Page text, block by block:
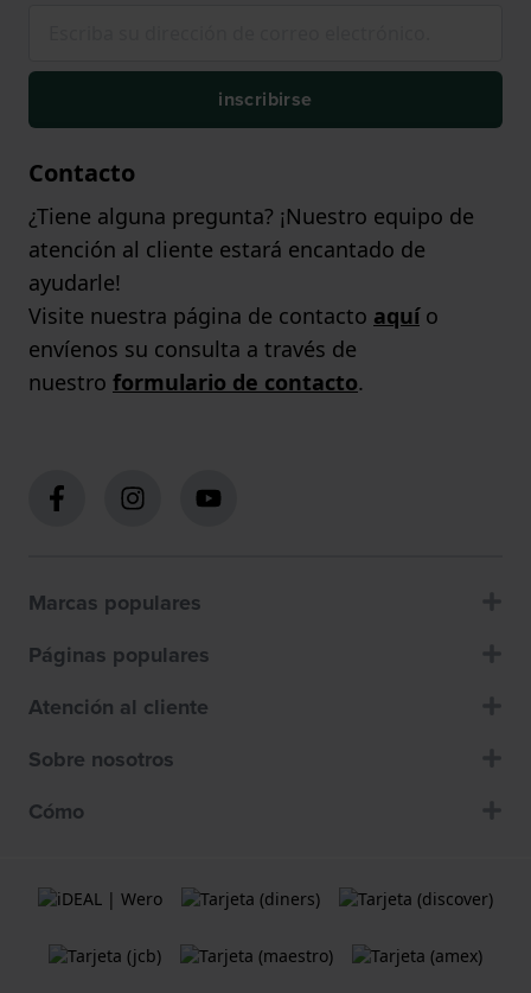
inscribirse
Contacto
¿Tiene alguna pregunta? ¡Nuestro equipo de
atención al cliente estará encantado de
ayudarle!
Visite nuestra página de contacto aquío
envíenos su consulta a través de
nuestro formulario de contacto.
Marcas populares
Páginas populares
Atención al cliente
Sobre nosotros
Cómo